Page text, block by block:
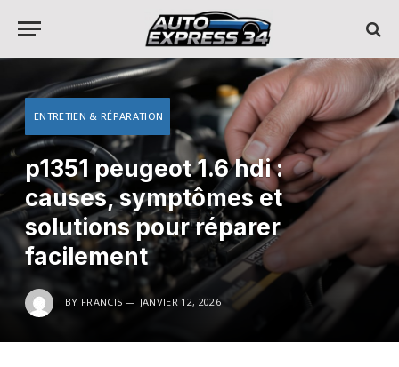
ENTRETIEN & RÉPARATION
p1351 peugeot 1.6 hdi :
causes, symptômes et
solutions pour réparer
facilement
BY FRANCIS JANVIER 12, 2026